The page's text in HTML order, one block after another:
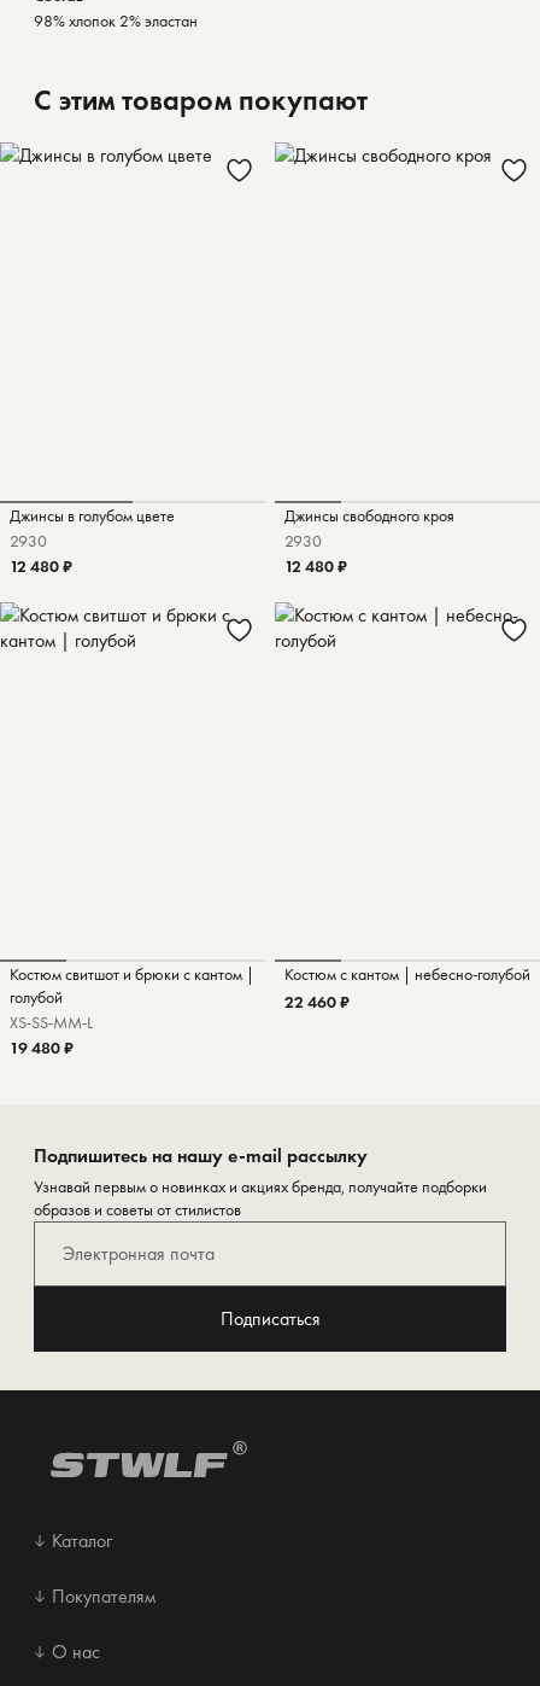
98% хлопок 2% эластан
С этим товаром покупают
Джинсы в голубом цвете
2930
12 480 ₽
Джинсы свободного кроя
2930
12 480 ₽
Костюм свитшот и брюки с кантом |
голубой
XS-SS-MM-L
19 480 ₽
Костюм с кантом | небесно-голубой
22 460 ₽
Подпишитесь на нашу e-mail рассылку
Узнавай первым о новинках и акциях бренда, получайте подборки
образов и советы от стилистов
Подписаться
Каталог
Покупателям
О нас